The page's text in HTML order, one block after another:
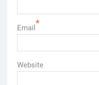
Email *
Website